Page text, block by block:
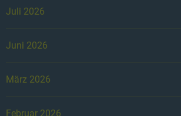
Juli 2026
Juni 2026
März 2026
Februar 2026